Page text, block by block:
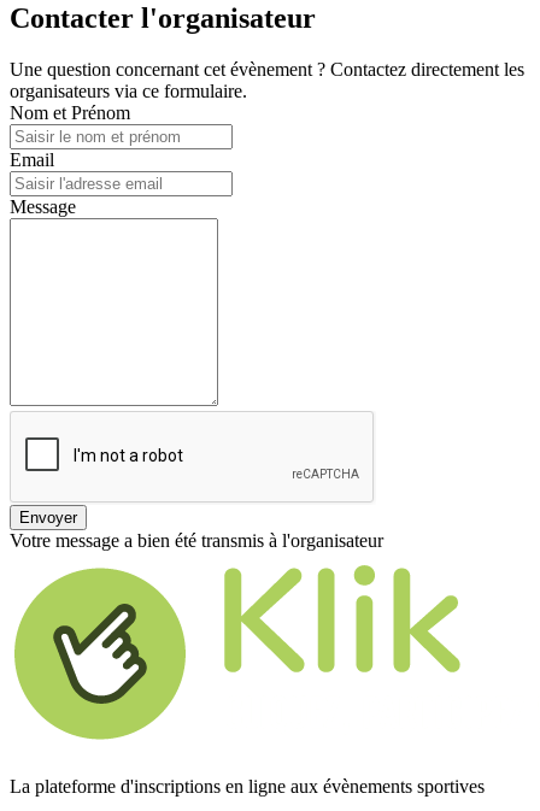
Contacter l'organisateur
Une question concernant cet évènement ? Contactez directement les
organisateurs via ce formulaire.
Nom et Prénom
Email
Message
Envoyer
Votre message a bien été transmis à l'organisateur
La plateforme d'inscriptions en ligne aux évènements sportives